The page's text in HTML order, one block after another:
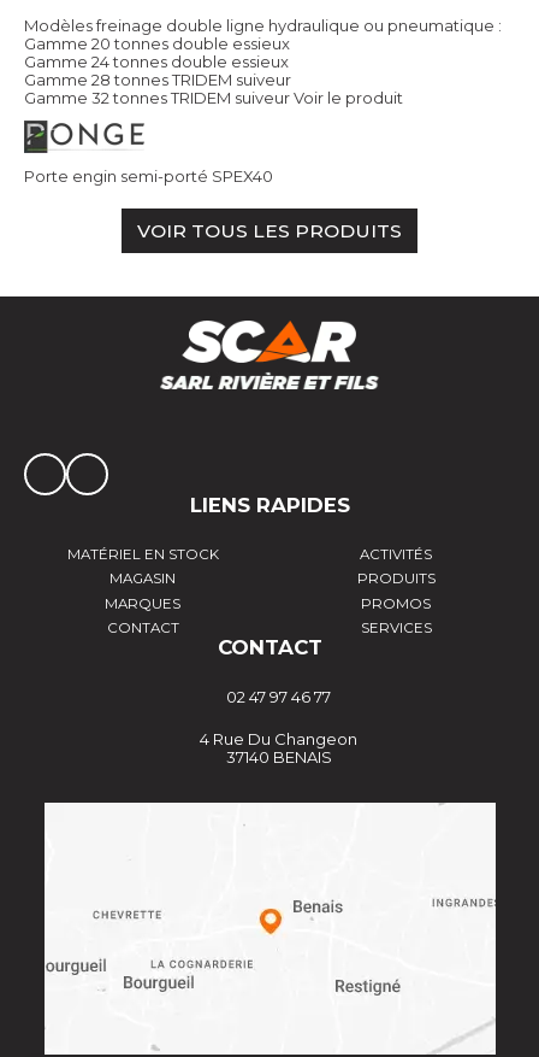
Modèles freinage double ligne hydraulique ou pneumatique :
Gamme 20 tonnes double essieux
Gamme 24 tonnes double essieux
Gamme 28 tonnes TRIDEM suiveur
Gamme 32 tonnes TRIDEM suiveurVoir le produit
Porte engin semi-porté SPEX40
VOIR TOUS LES PRODUITS
LIENS RAPIDES
MATÉRIEL EN STOCK
ACTIVITÉS
MAGASIN
PRODUITS
MARQUES
PROMOS
CONTACT
SERVICES
CONTACT
02 47 97 46 77
4 Rue Du Changeon
37140 BENAIS